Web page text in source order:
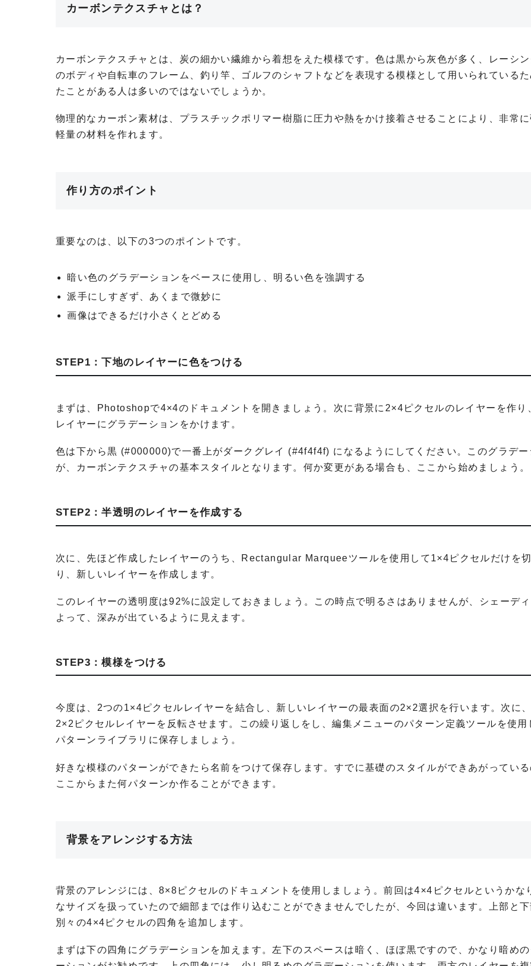
カーボンテクスチャとは？
カーボンテクスチャとは、炭の細かい繊維から着想をえた模様です。色は黒から灰色が多く、レーシ
のボディや自転車のフレーム、釣り竿、ゴルフのシャフトなどを表現する模様として用いられている
たことがある人は多いのではないでしょうか。
物理的なカーボン素材は、プラスチックポリマー樹脂に圧力や熱をかけ接着させることにより、非常
軽量の材料を作れます。
作り方のポイント
重要なのは、以下の3つのポイントです。
暗い色のグラデーションをベースに使用し、明るい色を強調する
派手にしすぎず、あくまで微妙に
画像はできるだけ小さくとどめる
STEP1：下地のレイヤーに色をつける
まずは、Photoshopで4×4のドキュメントを開きましょう。次に背景に2×4ピクセルのレイヤーを作り
レイヤーにグラデーションをかけます。
色は下から黒 (#000000)で一番上がダークグレイ (#4f4f4f) になるようにしてください。このグラデー
が、カーボンテクスチャの基本スタイルとなります。何か変更がある場合も、ここから始めましょう。
STEP2：半透明のレイヤーを作成する
次に、先ほど作成したレイヤーのうち、Rectangular Marqueeツールを使用して1×4ピクセルだけを
り、新しいレイヤーを作成します。
このレイヤーの透明度は92%に設定しておきましょう。この時点で明るさはありませんが、シェーデ
よって、深みが出ているように見えます。
STEP3：模様をつける
今度は、2つの1×4ピクセルレイヤーを結合し、新しいレイヤーの最表面の2×2選択を行います。次に
2×2ピクセルレイヤーを反転させます。この繰り返しをし、編集メニューのパターン定義ツールを使用
パターンライブラリに保存しましょう。
好きな模様のパターンができたら名前をつけて保存します。すでに基礎のスタイルができあがってい
ここからまた何パターンか作ることができます。
背景をアレンジする方法
背景のアレンジには、8×8ピクセルのドキュメントを使用しましょう。前回は4×4ピクセルというかな
なサイズを扱っていたので細部までは作り込むことができませんでしたが、今回は違います。上部と
別々の4×4ピクセルの四角を追加します。
まずは下の四角にグラデーションを加えます。左下のスペースは暗く、ほぼ黒ですので、かなり暗め